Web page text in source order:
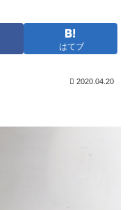
はてブ
2020.04.20